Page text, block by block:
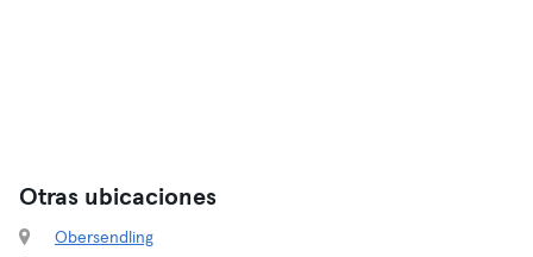
Otras ubicaciones
Obersendling